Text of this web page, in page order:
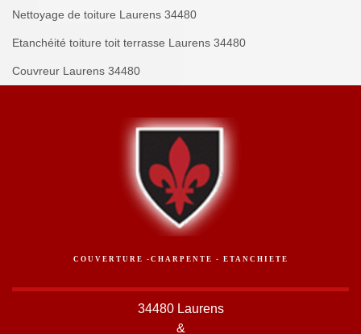
Nettoyage de toiture Laurens 34480
Etanchéité toiture toit terrasse Laurens 34480
Couvreur Laurens 34480
COUVERTURE -CHARPENTE - ETANCHIETE
34480 Laurens
&